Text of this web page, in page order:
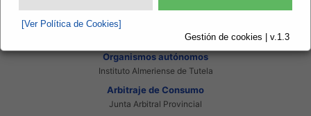
[Ver Política de Cookies]
Gestión de cookies | v.1.3
Almanzora Levante R.T.R.S.U.
Gestión de Residuos Sector-II
Organismos autónomos
Instituto Almeriense de Tutela
Arbitraje de Consumo
Junta Arbitral Provincial